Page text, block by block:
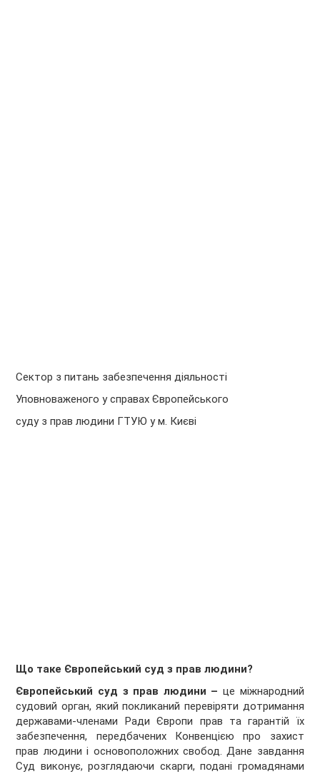
Сектор з питань забезпечення діяльності
Уповноваженого у справах Європейського
суду з прав людини ГТУЮ у м. Києві
Що таке Європейський суд з прав людини?
Європейський суд з прав людини – це міжнародний
судовий орган, який покликаний перевіряти дотримання
державами-членами Ради Європи прав та гарантій їх
забезпечення, передбачених Конвенцією про захист
прав людини і основоположних свобод. Дане завдання
Суд виконує, розглядаючи скарги, подані громадянами